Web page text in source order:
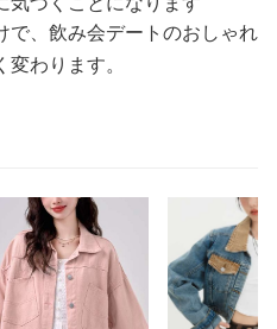
で、飲み会デートのおしゃれ
わります。